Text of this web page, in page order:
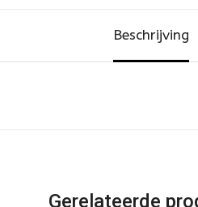
Beschrijving
Gerelateerde